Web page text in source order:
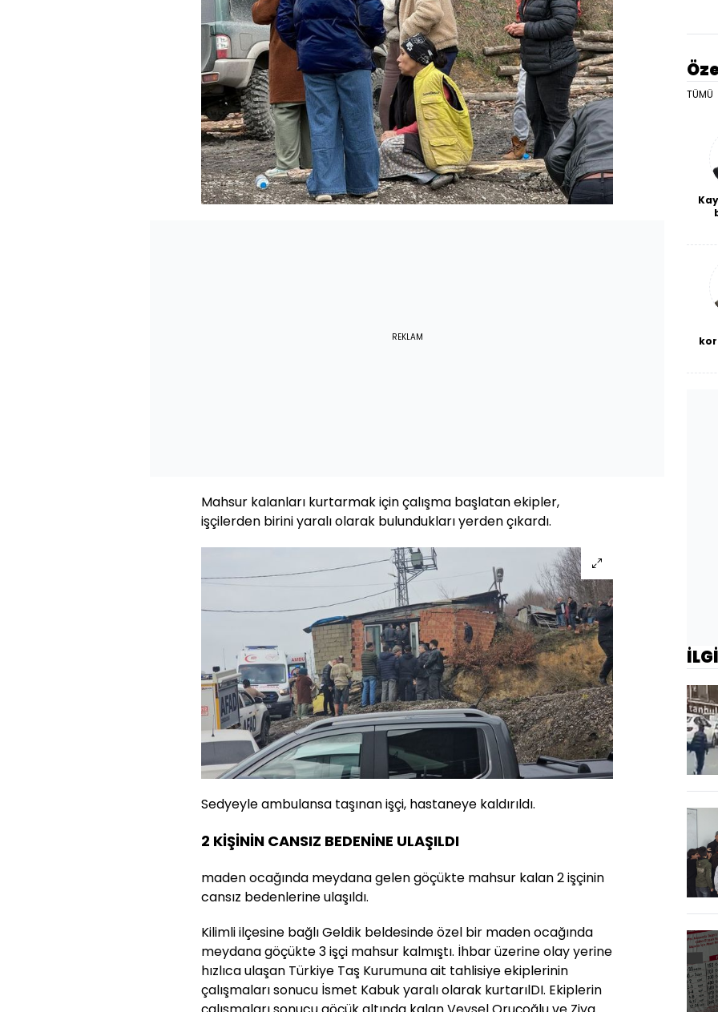
REKLAM
Mahsur kalanları kurtarmak için çalışma başlatan ekipler,
işçilerden birini yaralı olarak bulundukları yerden çıkardı.
Sedyeyle ambulansa taşınan işçi, hastaneye kaldırıldı.
2 KİŞİNİN CANSIZ BEDENİNE ULAŞILDI
maden ocağında meydana gelen göçükte mahsur kalan 2 işçinin
cansız bedenlerine ulaşıldı.
Kilimli ilçesine bağlı Geldik beldesinde özel bir maden ocağında
meydana göçükte 3 işçi mahsur kalmıştı. İhbar üzerine olay yerine
hızlıca ulaşan Türkiye Taş Kurumuna ait tahlisiye ekiplerinin
çalışmaları sonucu İsmet Kabuk yaralı olarak kurtarılDI. Ekiplerin
TÜMÜ